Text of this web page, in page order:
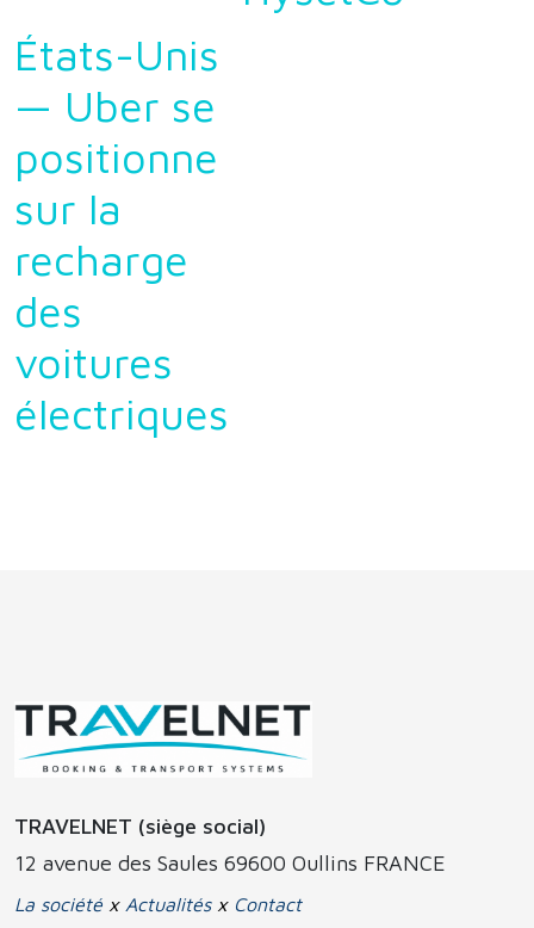
États-Unis
— Uber se
positionne
sur la
recharge
des
voitures
électriques
TRAVELNET (siège social)
12 avenue des Saules 69600 Oullins FRANCE
La société x Actualitésx Contact